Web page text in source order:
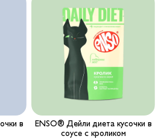
Обратная связь
Вопрос-ответ
Где купить ?
Калькулятор
Контакты
в
ENSO® Дейли диета кусочки в
соусе с кроликом